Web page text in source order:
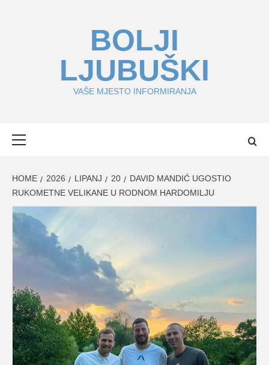
BOLJI
LJUBUŠKI
VAŠE MJESTO INFORMIRANJA
HOME 2026 LIPANJ 20
DAVID MANDIĆ UGOSTIO
RUKOMETNE VELIKANE U RODNOM HARDOMILJU